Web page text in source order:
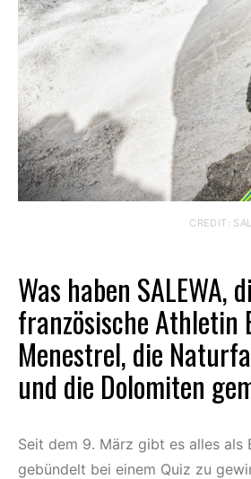
CREDIT:
Was haben SALEWA,
französische Athletin
Menestrel, die
und die Dolomiten
Seit dem 9. März gibt es alles als
gebündelt bei einem Quiz zu